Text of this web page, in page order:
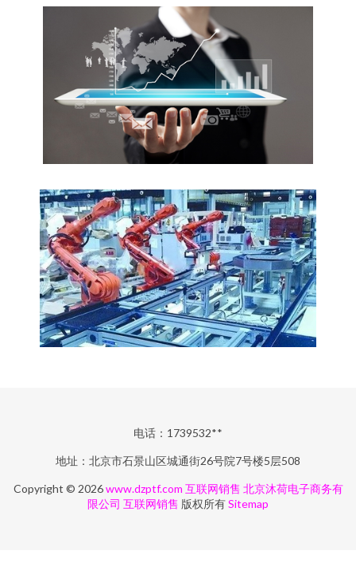
电话：1739532**
地址：北京市石景山区城通街26号院7号楼5层508
Copyright © 2026www.dzptf.com 互联网销售 北京沐荷电子商务有
限公司 互联网销售 版权所有Sitemap